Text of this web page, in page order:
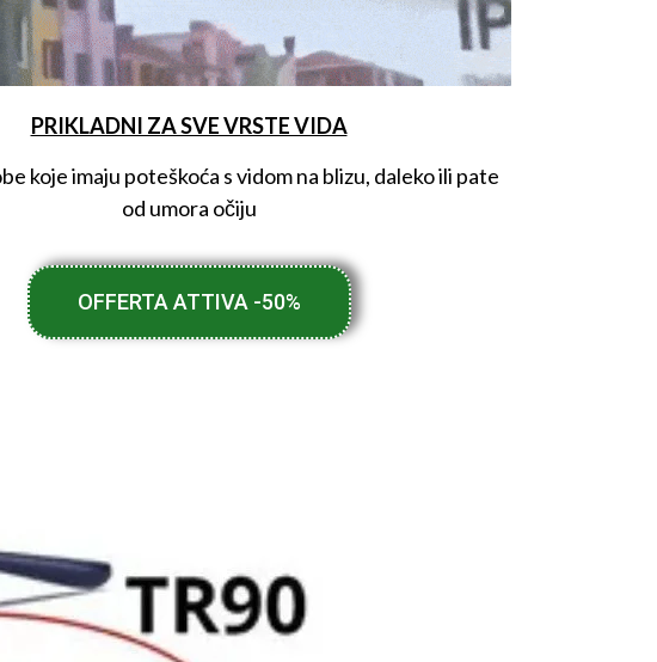
PRIKLADNI ZA SVE VRSTE VIDA
koje imaju poteškoća s vidom na blizu, daleko ili pate
od umora očiju
OFFERTA ATTIVA -50%